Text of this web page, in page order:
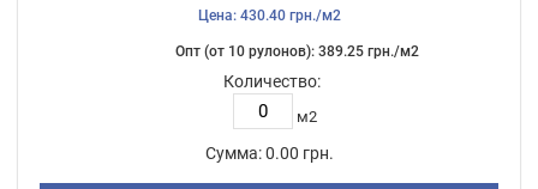
Цена: 430.40 грн./м2
Опт (от 10 рулонов): 389.25 грн./м2
Количество:
м2
Сумма: 0.00 грн.